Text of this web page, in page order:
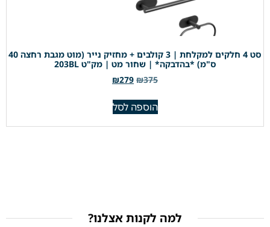
סט 4 חלקים למקלחת | 3 קולבים + מחזיק נייר (מוט מגבת רחצה 40
ס"מ) *בהדבקה* | שחור מט | מק"ט 203BL
₪375
₪279
הוספה לסל
למה לקנות אצלנו?